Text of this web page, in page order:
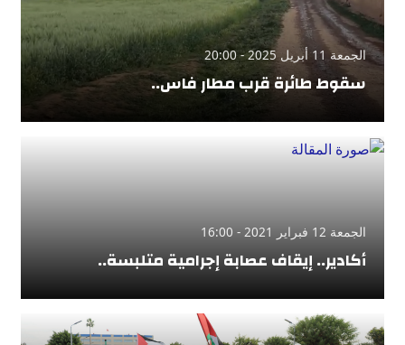
الجمعة 11 أبريل 2025 - 20:00
سقوط طائرة قرب مطار فاس..
الجمعة 12 فبراير 2021 - 16:00
أكادير.. إيقاف عصابة إجرامية متلبسة..